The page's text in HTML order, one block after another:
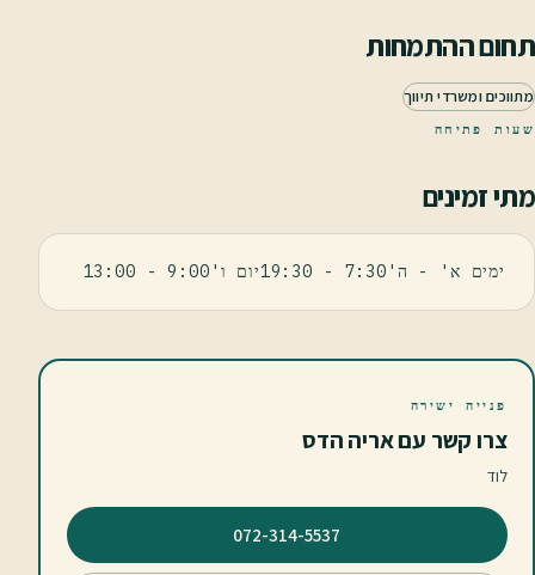
תחום ההתמחות
מתווכים ומשרדי תיווך
שעות פתיחה
מתי זמינים
ימים א' - ה'7:30 - 19:30יום ו'9:00 - 13:00
פנייה ישירה
צרו קשר עם אריה הדס
לוד
⁦072-314-5537⁩